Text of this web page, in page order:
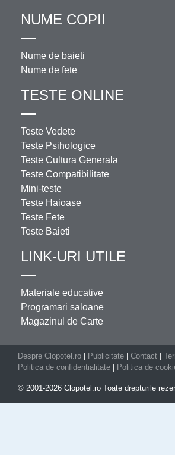
NUME COPII
Nume de baieti
Nume de fete
TESTE ONLINE
Teste Vedete
Teste Psihologice
Teste Cultura Generala
Teste Compatibilitate
Mini-teste
Teste Haioase
Teste Fete
Teste Baieti
LINK-URI UTILE
Materiale educative
Programari saloane
Magazinul de Carte
Despre Clopotel.ro | Publicitate | Contact |
Politica de confidentialitate | Politica de
© 2001-2026 Clopotel.ro Toate drepturile